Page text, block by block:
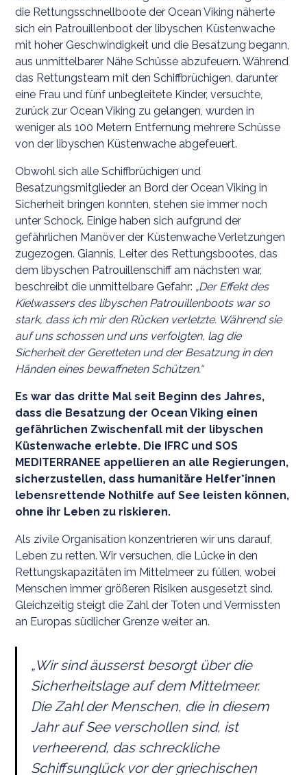
die Rettungsschnellboote der Ocean Viking näherte
sich ein Patrouillenboot der libyschen Küstenwache
mit hoher Geschwindigkeit und die Besatzung begann,
aus unmittelbarer Nähe Schüsse abzufeuern. Während
das Rettungsteam mit den Schiffbrüchigen, darunter
eine Frau und fünf unbegleitete Kinder, versuchte,
zurück zur Ocean Viking zu gelangen, wurden in
weniger als 100 Metern Entfernung mehrere Schüsse
von der libyschen Küstenwache abgefeuert.
Obwohl sich alle Schiffbrüchigen und
Besatzungsmitglieder an Bord der Ocean Viking in
Sicherheit bringen konnten, stehen sie immer noch
unter Schock. Einige haben sich aufgrund der
gefährlichen Manöver der Küstenwache Verletzungen
zugezogen. Giannis, Leiter des Rettungsbootes, das
dem libyschen Patrouillenschiff am nächsten war,
beschreibt die unmittelbare Gefahr: „Der Effekt des
Kielwassers des libyschen Patrouillenboots war so
stark, dass ich mir den Rücken verletzte. Während sie
auf uns schossen und uns verfolgten, lag die
Sicherheit der Geretteten und der Besatzung in den
Händen eines bewaffneten Schützen.“
Es war das dritte Mal seit Beginn des Jahres,
dass die Besatzung der Ocean Viking einen
gefährlichen Zwischenfall mit der libyschen
Küstenwache erlebte. Die IFRC und SOS
MEDITERRANEE appellieren an alle Regierungen,
sicherzustellen, dass humanitäre Helfer*innen
lebensrettende Nothilfe auf See leisten können,
ohne ihr Leben zu riskieren.
Als zivile Organisation konzentrieren wir uns darauf,
Leben zu retten. Wir versuchen, die Lücke in den
Rettungskapazitäten im Mittelmeer zu füllen, wobei
Menschen immer größeren Risiken ausgesetzt sind.
Gleichzeitig steigt die Zahl der Toten und Vermissten
an Europas südlicher Grenze weiter an.
„Wir sind äusserst besorgt über die
Sicherheitslage auf dem Mittelmeer.
Die Zahl der Menschen, die in diesem
Jahr auf See verschollen sind, ist
verheerend, das schreckliche
Schiffsunglück vor der griechischen